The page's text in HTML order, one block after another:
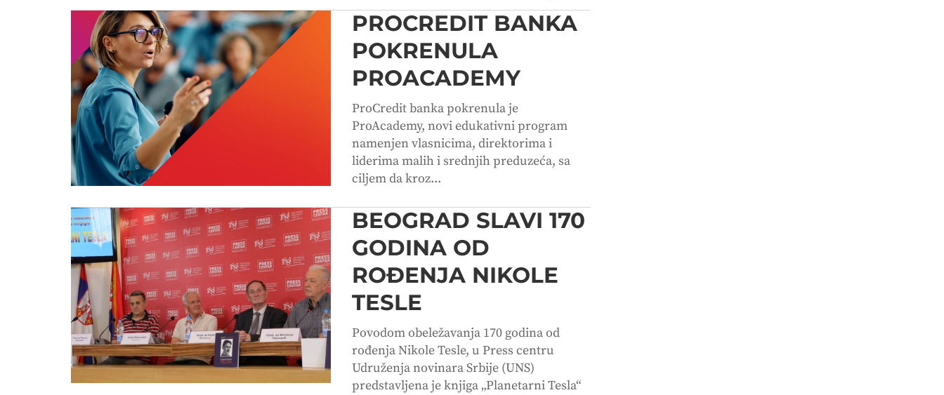
PROCREDIT BANKA
POKRENULA
PROACADEMY
ProCredit banka pokrenula je
ProAcademy, novi edukativni program
namenjen vlasnicima, direktorima i
liderima malih i srednjih preduzeća, sa
ciljem da kroz...
BEOGRAD SLAVI 170
GODINA OD
ROĐENJA NIKOLE
TESLE
Povodom obeležavanja 170 godina od
rođenja Nikole Tesle, u Press centru
Udruženja novinara Srbije (UNS)
predstavljena je knjiga „Planetarni Tesla“